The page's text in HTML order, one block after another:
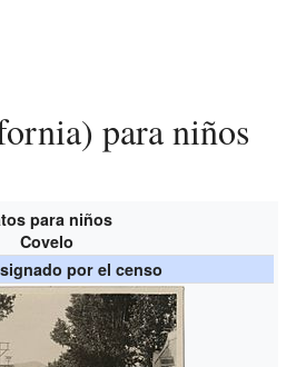
para niños
para niños
Covelo
por el censo